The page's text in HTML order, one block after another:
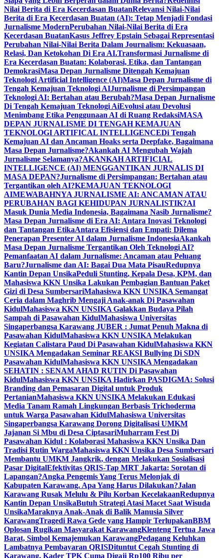
Nilai Berita di Era Kecerdasan BuatanRelevansi Nilai-Nilai
Berita di Era Kecerdasan Buatan (AI): Tetap Menjadi Fondasi
Jurnalisme ModernPerubahan Nilai-Nilai Berita di Era
Kecerdasan BuatanKasus Jeffrey Epstain Sebagai Representasi
Perubahan Nilai-Nilai Berita Dalam Journalism: Kekuasaan,
Relasi, Dan Ketokohan Di Era AI.Transformasi Jurnalisme di
Era Kecerdasan Buatan: Kolaborasi, Etika, dan Tantangan
DemokrasiMasa Depan Jurnalisme Ditengah Kemajuan
Teknologi Artificial Intelligence (AI)Masa Depan Jurnalisme di
Tengah Kemajuan Teknologi AIJurnalisme di Persimpangan
Teknologi AI: Bertahan atau Berubah?Masa Depan Jurnalisme
Di Tengah Kemajuan Teknologi AiEvolusi atau Devolusi
Menimbang Etika Penggunaan AI di Ruang RedaksiMASA
DEPAN JURNALISME DI TENGAH KEMAJUAN
TEKNOLOGI ARTIFICAL INTELLIGENCEDi Tengah
Kemajuan AI dan Ancaman Hoaks serta Deepfake, Bagaimana
Masa Depan Jurnalisme?Akankah AI Mengubah Wajah
Jurnalisme Selamanya?AKANKAH ARTIFICIAL
INTELLIGENCE (AI) MENGGANTIKAN JURNALIS DI
MASA DEPAN?Jurnalisme di Persimpangan: Bertahan atau
Tergantikan oleh AI?KEMAJUAN TEKNOLOGI
AIMEWABAHNYA JURNALISME AI: ANCAMAN ATAU
PERUBAHAN BAGI KEHIDUPAN JURNALISTIK?AI
Masuk Dunia Media Indonesia, Bagaimana Nasib Jurnalisme?
Masa Depan Jurnalisme di Era AI: Antara Inovasi Teknologi
dan Tantangan EtikaAntara Efisiensi dan Empati: Dilema
Penerapan Presenter AI dalam Jurnalisme IndonesiaAkankah
Masa Depan Jurnalisme Tergantikan Oleh Teknologi AI?
Pemanfaatan AI dalam Jurnalisme: Ancaman atau Peluang
Baru?Jurnalisme dan AI: Bagai Dua Mata PisauRedupnya
Kantin Depan UnsikaPeduli Stunting, Kepala Desa, KPM, dan
Mahasiswa KKN Unsika Lakukan Pembagian Bantuan Paket
Gizi di Desa SumbersariMahasiswa KKN UNSIKA Semangat
Ceria dalam Maghrib Mengaji Anak-anak Di Pasawahan
KidulMahasiswa KKN UNSIKA Galakkan Budaya Pilah
Sampah di Pasawahan KidulMahasiswa Universitas
Singaperbangsa Karawang JUBER : Jumat Penuh Makna di
Pasawahan KidulMahasiswa KKN UNSIKA Melakukan
Kegiatan Calistara Paud Di Pasawahan KidulMahasiswa KKN
UNSIKA Mengadakan Seminar REAKSI Bullying Di SDN
Pasawahan KidulMahasiswa KKN UNSIKA Mengadakan
SEHATIN : SENAM AHAD RUTIN Di Pasawahan
KidulMahasiswa KKN UNSIKA Hadirkan PASDIGMA: Solusi
Branding dan Pemasaran Digital untuk Produk
PertanianMahasiswa KKN UNSIKA Melakukan Edukasi
Media Tanam Ramah Lingkungan Berbasis Trichoderma
untuk Warga Pasawahan KidulMahasiswa Universitas
Singaperbangsa Karawang Dorong Digitalisasi UMKM
Jajanan Si Mbu di Desa CiptasariMuharram Fest Di
Pasawahan Kidul : Kolaborasi Mahasiswa KKN Unsika Dan
Tradisi Rutin WargaMahasiswa KKN Unsika Desa Sumbersari
Membantu UMKM Jangkrik, dengan Melakukan Sosialisasi
Pasar DigitalEfektivitas QRIS-Tap MRT Jakarta: Sorotan di
Lapangan?Angka Pengemis Yang Terus Melonjak di
Kabupaten Karawang. Apa Yang Harus Dilakukan?Jalan
Karawang Rusak Melulu & Pilu Korban KecelakaanRedupnya
Kantin Depan UnsikaButuh Strategi Atasi Macet Saat Wisuda
UnsikaMaraknya Anak-Anak di Balik Manusia Silver
KarawangTragedi Rawa Gede yang Hampir TerlupakanBBM
Oplosan Rugikan Masyarakat KarawangKlenteng Tertua Jawa
Barat, Simbol Kemajemukan KarawangPedagang Keluhkan
Lambatnya Pembayaran QRISDituntut Cegah Stunting di
Karawang, Kader TPK Cuma Digaji Rp100 Ribu per